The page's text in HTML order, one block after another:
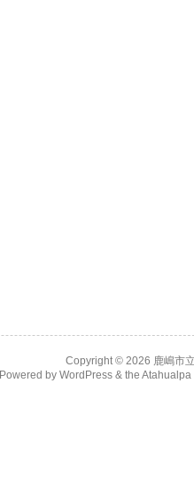
Copyright © 2026 鹿嶋市
Powered by WordPress& the Atahualpa